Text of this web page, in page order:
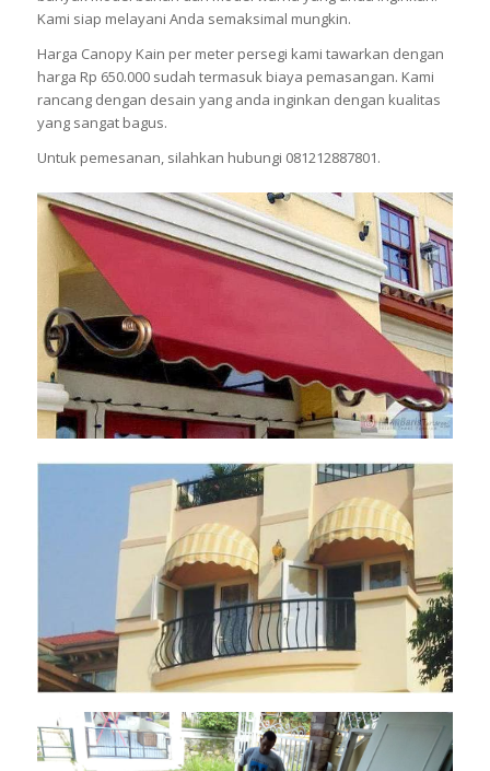
Kami siap melayani Anda semaksimal mungkin.
Harga Canopy Kain per meter persegi kami tawarkan dengan
harga Rp 650.000 sudah termasuk biaya pemasangan. Kami
rancang dengan desain yang anda inginkan dengan kualitas
yang sangat bagus.
Untuk pemesanan, silahkan hubungi 081212887801.